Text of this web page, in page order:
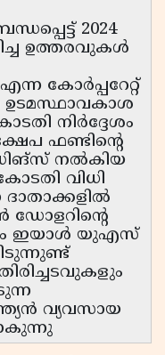
2024
ഉത്തരവുകൾ
കോർപ്പറേറ്റ്
ഉടമസ്ഥാവകാശ
നിർദ്ദേശം
ഫണ്ടിന്റെ
നൽകിയ
വിധി
ഡോളറിന്റെ
ഇയാൾ യുഎസ്
വ്യവസായ